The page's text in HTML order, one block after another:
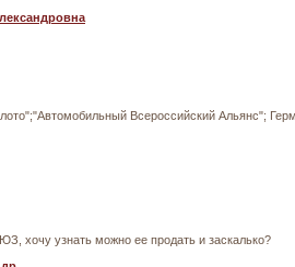
Всероссийский Альянс";
узнать можно ее продать и заскалько?